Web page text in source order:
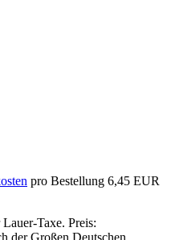
pro Bestellung 6,45 EUR
Taxe. Preis:
der Großen Deutschen